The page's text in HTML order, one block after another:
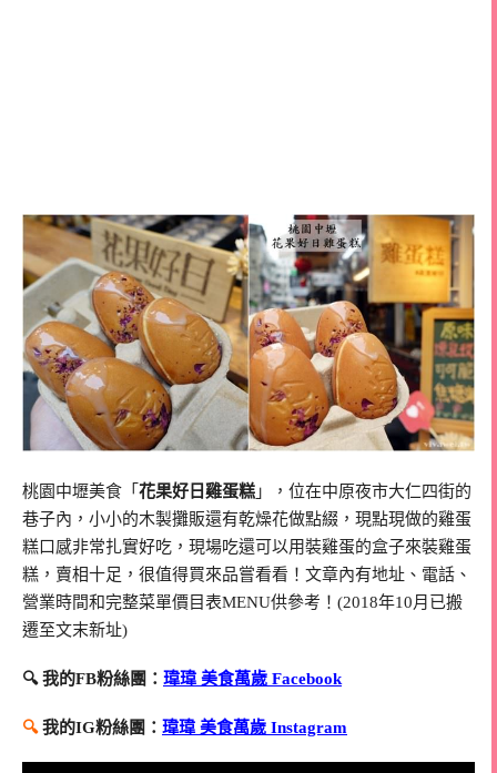
桃園中壢美食「 花果好日雞蛋糕 」，位在中原夜市大仁四街的
巷子內，小小的木製攤販還有乾燥花做點綴，現點現做的雞蛋
糕口感非常扎實好吃，現場吃還可以用裝雞蛋的盒子來裝雞蛋
糕，賣相十足，很值得買來品嘗看看！文章內有地址、電話、
營業時間和完整菜單價目表MENU供參考！(2018年10月已搬
遷至文末新址)
🔍 我的FB粉絲團： 瑋瑋 美食萬歲 Facebook
🔍我的IG粉絲團： 瑋瑋 美食萬歲 Instagram